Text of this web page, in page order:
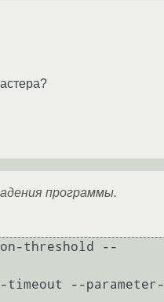
программы.
threshold --
timeout --parameter-